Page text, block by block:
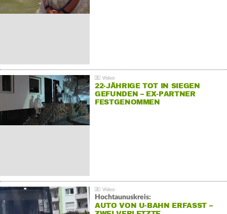
22-JÄHRIGE TOT IN SIEGEN
GEFUNDEN – EX-PARTNER
FESTGENOMMEN
Hochtaunuskreis:
AUTO VON U-BAHN ERFASST –